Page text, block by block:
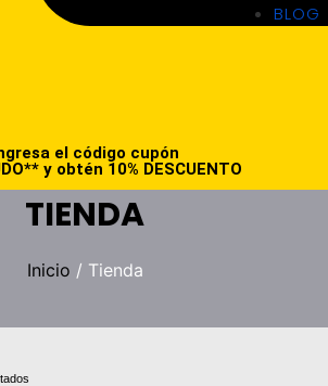
BLOG
el código cupón
y obtén 10% DESCUENTO
TIENDA
Inicio / Tienda